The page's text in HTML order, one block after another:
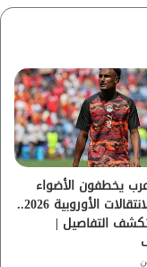
ت
ق
ر
م
عرب يخطفون الأضواء
بسوق الانتقالات الأوروبية 2026..
التفاصيل |